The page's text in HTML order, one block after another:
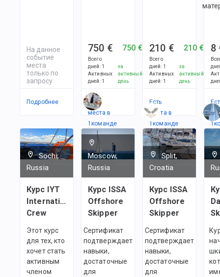
На данное
событие
места
только по
запросу
Подробнее
750 €
Всего
дней: 1
Активных
дней: 1
750 €
за
активный
день
Есть
места в
1командe
210 €
Всего
дней: 1
Активных
дней: 1
210 €
за
активный
день
Есть
места в
1командe
8
1
Sochi,
Russia
Курс IYT
International
Crew
Этот курс
для тех, кто
хочет стать
активным
членом
Moscow,
Russia
Курс ISSA
Offshore
Skipper
Сертификат
подтверждает
навыки,
достаточные
для
Split,
Croatia
Курс ISSA
Offshore
Skipper
Сертификат
подтверждает
навыки,
достаточные
для